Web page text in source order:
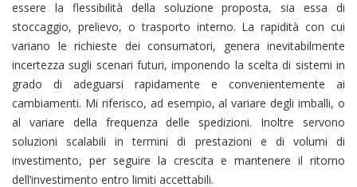
essere la flessibilità della soluzione proposta, sia essa di
stoccaggio, prelievo, o trasporto interno. La rapidità con cui
variano le richieste dei consumatori, genera inevitabilmente
incertezza sugli scenari futuri, imponendo la scelta di sistemi in
grado di adeguarsi rapidamente e convenientemente ai
cambiamenti. Mi riferisco, ad esempio, al variare degli imballi, o
al variare della frequenza delle spedizioni. Inoltre servono
soluzioni scalabili in termini di prestazioni e di volumi di
investimento, per seguire la crescita e mantenere il ritorno
dell’investimento entro limiti accettabili.